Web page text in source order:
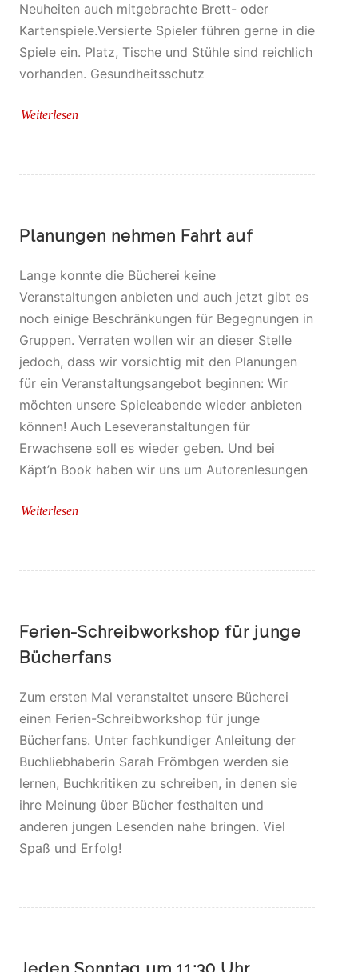
Neuheiten auch mitgebrachte Brett- oder
Kartenspiele.Versierte Spieler führen gerne in die
Spiele ein. Platz, Tische und Stühle sind reichlich
vorhanden. Gesundheitsschutz
Weiterlesen
Planungen nehmen Fahrt auf
Lange konnte die Bücherei keine
Veranstaltungen anbieten und auch jetzt gibt es
noch einige Beschränkungen für Begegnungen in
Gruppen. Verraten wollen wir an dieser Stelle
jedoch, dass wir vorsichtig mit den Planungen
für ein Veranstaltungsangebot beginnen: Wir
möchten unsere Spieleabende wieder anbieten
können! Auch Leseveranstaltungen für
Erwachsene soll es wieder geben. Und bei
Käpt’n Book haben wir uns um Autorenlesungen
Weiterlesen
Ferien-Schreibworkshop für junge
Bücherfans
Zum ersten Mal veranstaltet unsere Bücherei
einen Ferien-Schreibworkshop für junge
Bücherfans. Unter fachkundiger Anleitung der
Buchliebhaberin Sarah Frömbgen werden sie
lernen, Buchkritiken zu schreiben, in denen sie
ihre Meinung über Bücher festhalten und
anderen jungen Lesenden nahe bringen. Viel
Spaß und Erfolg!